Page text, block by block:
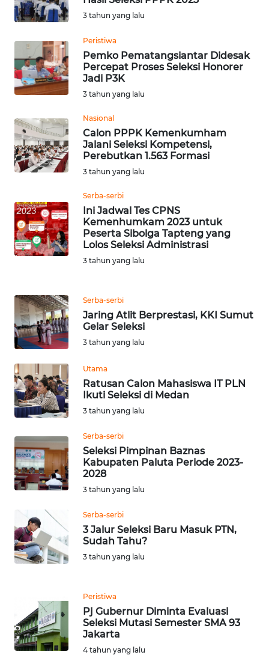
3 tahun yang lalu
Peristiwa
Pemko Pematangsiantar Didesak
Percepat Proses Seleksi Honorer
Jadi P3K
3 tahun yang lalu
Nasional
Calon PPPK Kemenkumham
Jalani Seleksi Kompetensi,
Perebutkan 1.563 Formasi
3 tahun yang lalu
Serba-serbi
Ini Jadwal Tes CPNS
Kemenhumkam 2023 untuk
Peserta Sibolga Tapteng yang
Lolos Seleksi Administrasi
3 tahun yang lalu
Serba-serbi
Jaring Atlit Berprestasi, KKI Sumut
Gelar Seleksi
3 tahun yang lalu
Utama
Ratusan Calon Mahasiswa IT PLN
Ikuti Seleksi di Medan
3 tahun yang lalu
Serba-serbi
Seleksi Pimpinan Baznas
Kabupaten Paluta Periode 2023-
2028
3 tahun yang lalu
Serba-serbi
3 Jalur Seleksi Baru Masuk PTN,
Sudah Tahu?
3 tahun yang lalu
Peristiwa
Pj Gubernur Diminta Evaluasi
Seleksi Mutasi Semester SMA 93
Jakarta
4 tahun yang lalu
BALI
WN
KALBAR
WN
KALTENG
WN
KALTARA
WN
WN
KALTIM
WN
GORONTALO
WN
SULUT
WN
MALUKU
WN
MALUT
WN
WN
DANAU
TOBA
WN
LANGKAT